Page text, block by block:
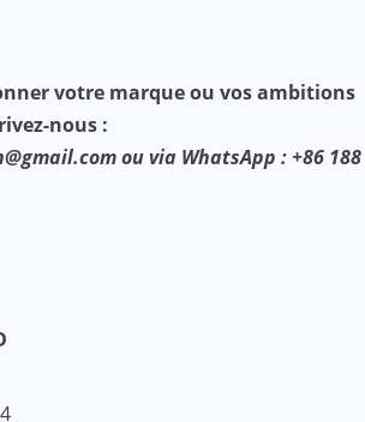
votre marque ou vos ambitions
nous :
ou via WhatsApp : +86 188